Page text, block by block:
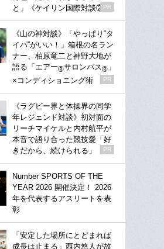
と」《ケイリン国際対談②》
PR
《山の神対談》「やっぱり“タ
イパ”がいい！」箱根の名ラン
ナー、柏原竜二と神野大地が
語る「エアー®サロンパス® 」
×コンディショニング術
PR
《ラグビー界と体操界の同学
年レジェンド対談》初対面の
リーチマイケルと内村航平が
本音で語り合った競技愛「好
きだから、続けられる」
PR
Number SPORTS OF THE
YEAR 2026 開催決定！ 2026
年を代表するアスリートを表
彰
「安定した場所にとどまれば
成長は止まる」西内悠人が故